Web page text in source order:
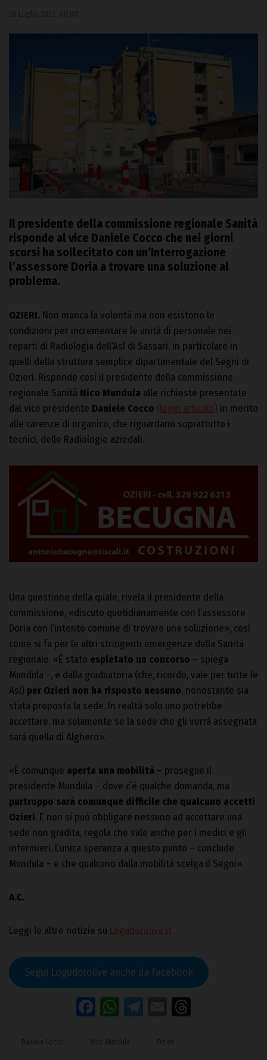
Il presidente della commissione regionale Sanità
risponde al vice Daniele Cocco che nei giorni
scorsi ha sollecitato con un’Interrogazione
l’assessore Doria a trovare una soluzione al
problema.
OZIERI. Non manca la volontà ma non esistono le
condizioni per incrementare le unità di personale nei
reparti di Radiologia dell’Asl di Sassari, in particolare in
quelli della struttura semplice dipartimentale del Segni di
Ozieri. Risponde così il presidente della commissione
regionale Sanità Nico Mundula alle richieste presentate
dal vice presidente Daniele Cocco (leggi articolo) in merito
alle carenze di organico, che riguardano soprattutto i
tecnici, delle Radiologie aziedali.
Una questione della quale, rivela il presidente della
commissione, «discuto quotidianamente con l’assessore
Doria con l’intento comune di trovare una soluzione», così
come si fa per le altri stringenti emergenze della Sanità
regionale. «È stato espletato un concorso – spiega
Mundula –, e dalla graduatoria (che, ricordo, vale per tutte le
Asl) per Ozieri non ha risposto nessuno, nonostante sia
stata proposta la sede. In realtà solo uno potrebbe
accettare, ma solamente se la sede che gli verrà assegnata
sarà quella di Alghero».
«È comunque aperta una mobilità – prosegue il
presidente Mundula – dove c’è qualche domanda, ma
purtroppo sarà comunque difficile che qualcuno accetti
Ozieri. E non si può obbligare nessuno ad accettare una
sede non gradita, regola che vale anche per i medici e gli
infermieri. L’unica speranza a questo punto – conclude
Mundula – e che qualcuno dalla mobilità scelga il Segni».
A.C.
Leggi le altre notizie su Logudorolive.it
Segui Logudorolive anche da Facebook
Facebook
WhatsApp
Telegram
Email
Daniele Cocco Nico Mundula Ozieri